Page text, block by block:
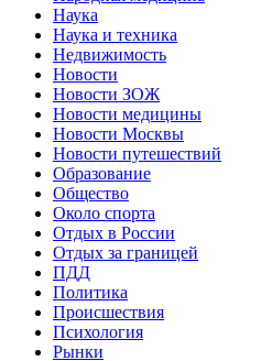
Наука
Наука и техника
Недвижимость
Новости
Новости ЗОЖ
Новости медицины
Новости Москвы
Новости путешествий
Образование
Общество
Около спорта
Отдых в России
Отдых за границей
ПДД
Политика
Происшествия
Психология
Рынки